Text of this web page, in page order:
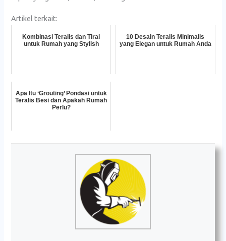
Artikel terkait:
Kombinasi Teralis dan Tirai
untuk Rumah yang Stylish
10 Desain Teralis Minimalis
yang Elegan untuk Rumah Anda
Apa Itu ‘Grouting’ Pondasi untuk
Teralis Besi dan Apakah Rumah
Perlu?